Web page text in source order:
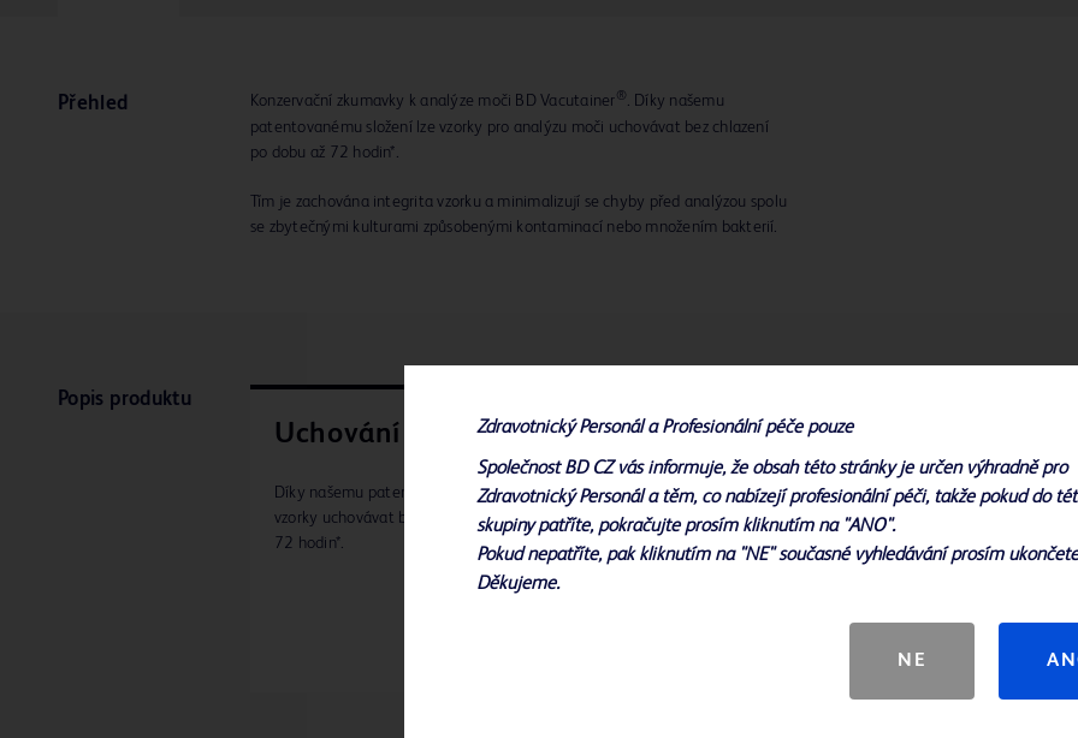
Přehled Konzervační zkumavky k analýze moči BD Vacutainer ® . Díky našemu
patentovanému složení lze vzorky pro analýzu moči uchovávat bez chlazení
po dobu až 72 hodin*.
Tím je zachována integrita vzorku a minimalizují se chyby před analýzou spolu
se zbytečnými kulturami způsobenými kontaminací nebo množením bakterií.
Popis produktu
Uchování vzorku
Díky našemu patentovanému složení lze
vzorky uchovávat bez chlazení po dobu až
72 hodin*.
Snadné použití
Vakuové systémy zamezují rozstříknutí a
nebezpečnému vylití a zajišťují přepravu bez
úniků v rámci pneumatického systému
zkumavek, zatímco minimální a maximální
Zdravotnický Personál a Profesionální péče pouze
Společnost BD CZ vás informuje, že obsah této stránky je určen výhradně pro
Zdravotnický Personál a těm, co nabízejí profesionální péči, takže pokud do
skupiny patříte, pokračujte prosím kliknutím na "ANO".
Pokud nepatříte, pak kliknutím na "NE" současné vyhledávání prosím
Děkujeme.
NE